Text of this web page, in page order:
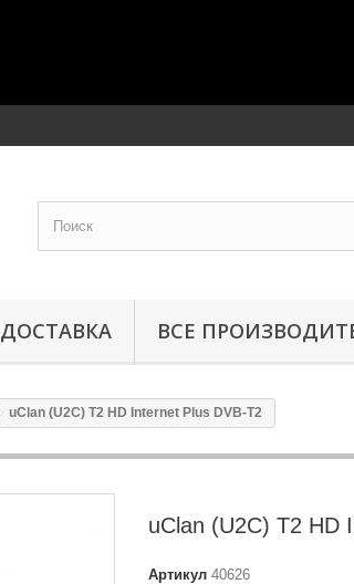
ДОСТАВКА ВСЕ
uClan (U2C) T2 HD Internet Plus DVB-T2
uClan (U2C) T2 HD
Артикул 40626